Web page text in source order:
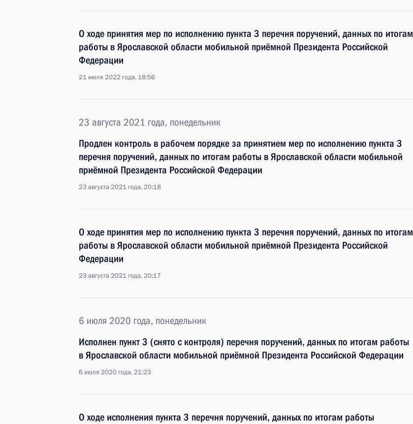
О ходе принятия мер по исполнению пункта 3 перечня поручений, данных по итогам
работы в Ярославской области мобильной приёмной Президента Российской
Федерации
21 июля 2022 года, 18:56
23 августа 2021 года, понедельник
Продлен контроль в рабочем порядке за принятием мер по исполнению пункта 3
перечня поручений, данных по итогам работы в Ярославской области мобильной
приёмной Президента Российской Федерации
23 августа 2021 года, 20:18
О ходе принятия мер по исполнению пункта 3 перечня поручений, данных по итогам
работы в Ярославской области мобильной приёмной Президента Российской
Федерации
23 августа 2021 года, 20:17
6 июля 2020 года, понедельник
Исполнен пункт 3 (снято с контроля) перечня поручений, данных по итогам работы
в Ярославской области мобильной приёмной Президента Российской Федерации
6 июля 2020 года, 21:23
О ходе исполнения пункта 3 перечня поручений, данных по итогам работы